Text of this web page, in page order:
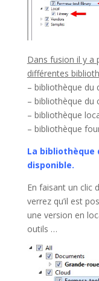
Dans fusion il y a
différentes
– bibliothèque du
– bibliothèque du
– bibliothèque
– bibliothèque
La bibliothèque
disponible.
En faisant un clic
verrez qu’il est
une version en
outils …